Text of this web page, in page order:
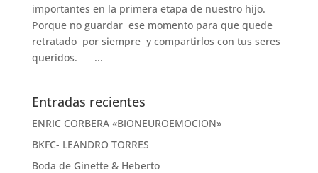
importantes en la primera etapa de nuestro hijo.
Porque no guardar ese momento para que quede
retratado por siempre y compartirlos con tus seres
queridos. ...
Entradas recientes
ENRIC CORBERA «BIONEUROEMOCION»
BKFC- LEANDRO TORRES
Boda de Ginette & Heberto